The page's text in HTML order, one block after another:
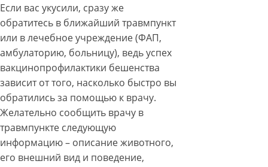
Если вас укусили, сразу же
обратитесь в ближайший травмпункт
или в лечебное учреждение (ФАП,
амбулаторию, больницу), ведь успех
вакцинопрофилактики бешенства
зависит от того, насколько быстро вы
обратились за помощью к врачу.
Желательно сообщить врачу в
травмпункте следующую
информацию – описание животного,
его внешний вид и поведение,